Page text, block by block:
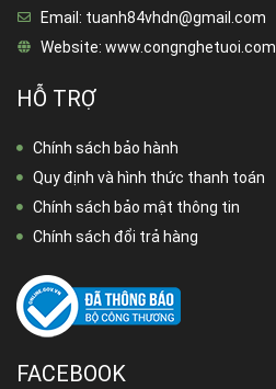
Email: tuanh84vhdn@gmail.com
Website: www.congnghetuoi.com
HỖ TRỢ
Chính sách bảo hành
Quy định và hình thức thanh toán
Chính sách bảo mật thông tin
Chính sách đổi trả hàng
FACEBOOK